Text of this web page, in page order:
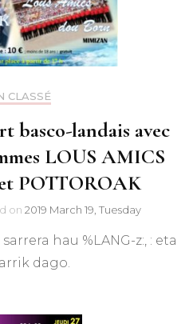
CLASSÉ
basco-landais avec
LOUS AMICS
POTTOROAK
on 2019 March 19, Tuesday
hau %LANG-z:, : eta
dago.